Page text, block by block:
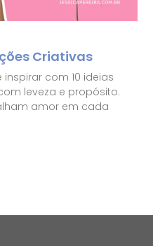
Criativas
inspirar com 10 ideias
leveza e propósito.
amor em cada